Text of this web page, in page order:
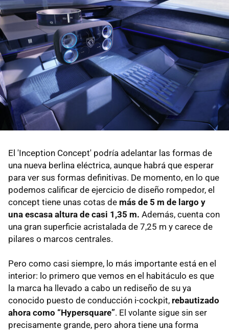
El 'Inception Concept' podría adelantar las formas de
una nueva berlina eléctrica, aunque habrá que esperar
para ver sus formas definitivas. De momento, en lo que
podemos calificar de ejercicio de diseño rompedor, el
concept tiene unas cotas de más de 5 m de largo y
una escasa altura de casi 1,35 m. Además, cuenta con
una gran superficie acristalada de 7,25 m y carece de
pilares o marcos centrales.
Pero como casi siempre, lo más importante está en el
interior: lo primero que vemos en el habitáculo es que
la marca ha llevado a cabo un rediseño de su ya
conocido puesto de conducción i-cockpit, rebautizado
ahora como “Hypersquare”. El volante sigue sin ser
precisamente grande, pero ahora tiene una forma